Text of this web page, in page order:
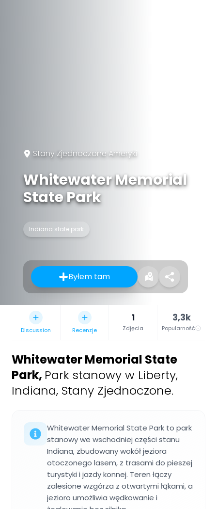
Stany Zjednoczone Ameryki
Whitewater Memorial
State Park
Indiana state park
Byłem tam
Discussion Recenzje
1
Zdjęcia
3,3k
Popularność
Whitewater Memorial State
Park, Park stanowy w Liberty,
Indiana, Stany Zjednoczone.
Whitewater Memorial State Park to park
stanowy we wschodniej części stanu
Indiana, zbudowany wokół jeziora
otoczonego lasem, z trasami do pieszej
turystyki i jazdy konnej. Teren łączy
zalesione wzgórza z otwartymi łąkami, a
jezioro umożliwia wędkowanie i